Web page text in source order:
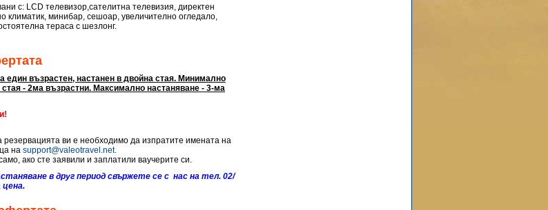
с: LCD телевизор,сателитна телевизия, директен
климатик, минибар, сешоар, увеличително огледало,
тераса с шезлонг.
един възрастен, настанен в двойна стая. Минимално
- 2ма възрастни. Максимално настаняване - 3-ма
ви е необходимо да изпратите имената на
на support@valeotravel.net.
ако сте заявили и заплатили ваучерите си.
в друг период свържете се с нас на тел. 02/
цена.